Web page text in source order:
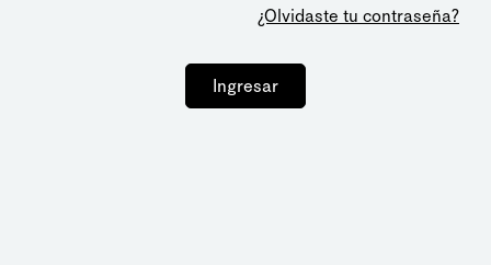
¿Olvidaste tu contraseña?
Ingresar